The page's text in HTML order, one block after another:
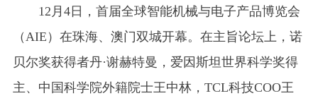
12月4日，首届全球智能机械与电子产品博览会
（AIE）在珠海、澳门双城开幕。在主旨论坛上，诺
贝尔奖获得者丹·谢赫特曼，爱因斯坦世界科学奖得
主、中国科学院外籍院士王中林，TCL科技COO王